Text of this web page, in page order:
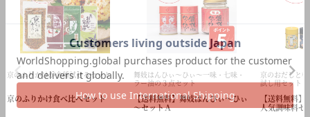
京のふりかけが全種試せるセット
京のふりかけ食べ比べセット
舞妓はんひぃ～ひぃ～一味・七味・
ラー油の３点セット
【送料無料】舞妓はんひぃ～ひぃ
～セットＡ
京のおだしと
試し用セット
【送料無料
人気調味料セ